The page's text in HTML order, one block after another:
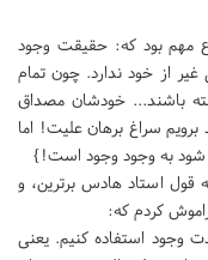
مهم بود که: حقیقت وجود
از خود ندارد. چون تمام
باشند... خودشان مصداق
برویم سراغ برهان علیت! اما
به وجود وجود است!}
قول استاد هادس برترین، و
کردم که:
وجود استفاده کنیم. یعنی